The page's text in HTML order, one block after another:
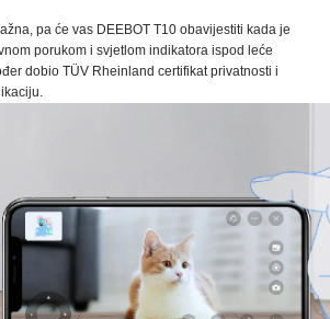
pa će vas DEEBOT T10 obavijestiti kada je
porukom i svjetlom indikatora ispod leće
dobio TÜV Rheinland certifikat privatnosti i